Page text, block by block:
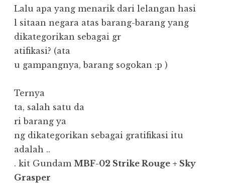
Lalu apa yang menarik dari lelangan hasi
l sitaan negara atas barang-barang yang
dikategorikan sebagai gr
atifikasi? (ata
u gampangnya, barang sogokan :p )
Ternya
ta, salah satu da
ri barang ya
ng dikategorikan sebagai gratifikasi itu
adalah ..
. kit Gundam MBF-02 Strike Rouge + Sky
Grasper